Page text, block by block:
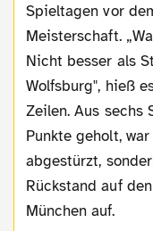
Spieltagen vor
Meisterschaft.
Nicht besser als
Wolfsburg", hieß
Zeilen. Aus sechs
Punkte geholt,
abgestürzt,
Rückstand auf
München auf.